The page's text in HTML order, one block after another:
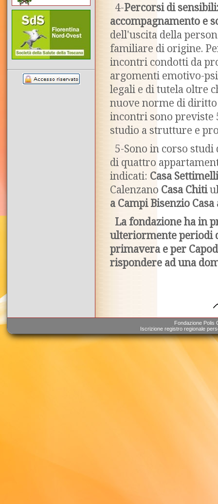
4-Percorsi di
accompagnamento e
dell'uscita della
familiare di origine.
incontri condotti da
argomenti emotivo-
legali e di tutela oltre
nuove norme di
incontri sono previste
studio a strutture e
5-Sono in corso
di quattro
indicati: Casa Settimelli
Calenzano Casa Chiti
a Campi Bisenzio
La fondazione ha in
ulteriormente periodi
primavera e per
rispondere ad una
Fondazione Polis
Iscrizione registro regionale